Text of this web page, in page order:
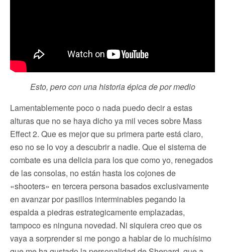
Esto, pero con una historia épica de por medio
Lamentablemente poco o nada puedo decir a estas
alturas que no se haya dicho ya mil veces sobre Mass
Effect 2. Que es mejor que su primera parte está claro,
eso no se lo voy a descubrir a nadie. Que el sistema de
combate es una delicia para los que como yo, renegados
de las consolas, no están hasta los cojones de
«shooters» en tercera persona basados exclusivamente
en avanzar por pasillos interminables pegando la
espalda a piedras estrategicamente emplazadas,
tampoco es ninguna novedad. Ni siquiera creo que os
vaya a sorprender si me pongo a hablar de lo muchísimo